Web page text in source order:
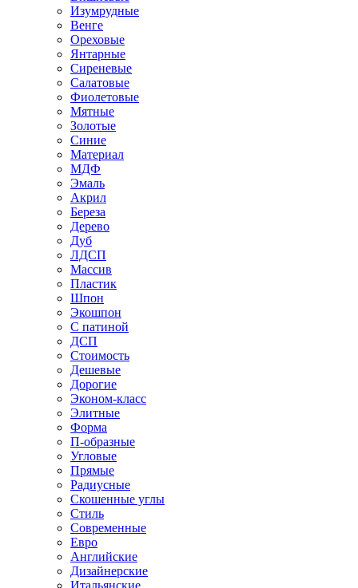
Изумрудные
Венге
Ореховые
Янтарные
Сиреневые
Салатовые
Фиолетовые
Мятные
Золотые
Синие
Материал
МДФ
Эмаль
Акрил
Береза
Дерево
Дуб
ЛДСП
Массив
Пластик
Шпон
Экошпон
С патиной
ДСП
Стоимость
Дешевые
Дорогие
Эконом-класс
Элитные
Форма
П-образные
Угловые
Прямые
Радиусные
Скошенные углы
Стиль
Современные
Евро
Английские
Дизайнерские
Итальянские